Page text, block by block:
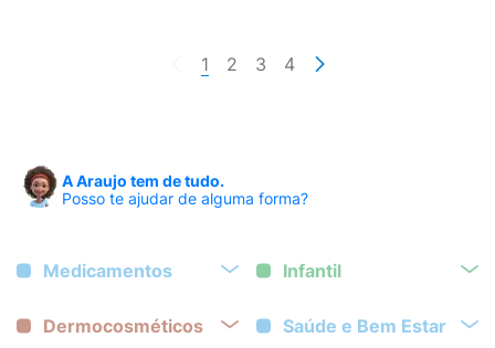
1 2 3 4
A Araujo tem de tudo.
Posso te ajudar de alguma forma?
Medicamentos Infantil
Dermocosméticos Saúde e Bem Estar